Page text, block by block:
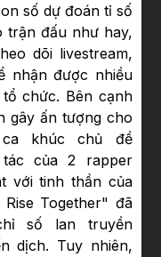
số dự đoán tỉ số
trận đấu như hay,
dõi livestream,
nhận được nhiều
chức. Bên cạnh
gây ấn tượng cho
khúc chủ đề
tác của 2 rapper
với tinh thần của
Together" đã
số lan truyền
dịch. Tuy nhiên,